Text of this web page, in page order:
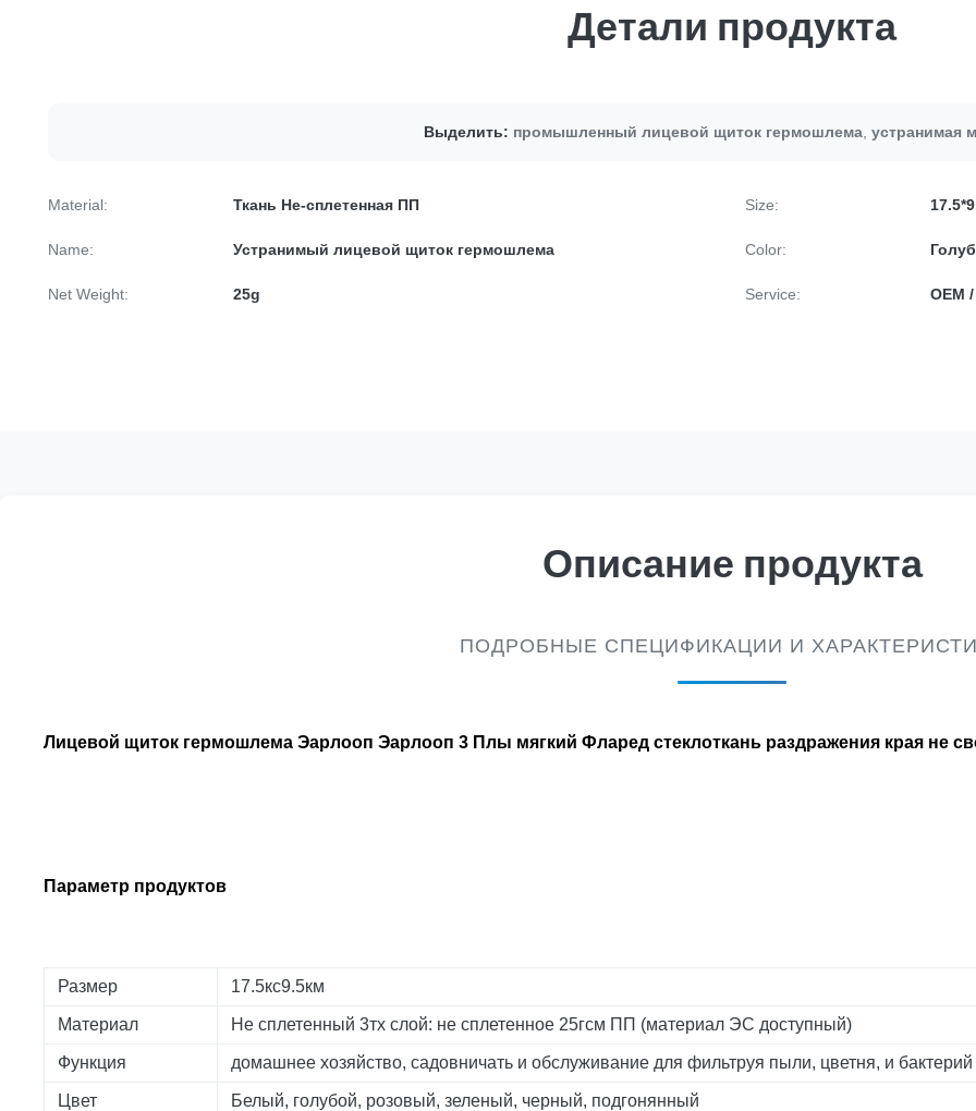
Детали продукта
Выделить: промышленный лицевой щиток гермошлема, устранимая
Material: Ткань Не-сплетенная ПП Size:
Name: Устранимый лицевой щиток гермошлема Color:
Net Weight: 25g Service: OEM
Описание продукта
ПОДРОБНЫЕ СПЕЦИФИКАЦИИ И
Лицевой щиток гермошлема Эарлооп Эарлооп 3 Плы мягкий Фларед стеклоткань раздражения края не
Параметр продуктов
Размер 17.5кс9.5км
Материал Не сплетенный 3тх слой: не сплетенное 25гсм ПП (материал ЭС доступный)
Функция домашнее хозяйство, садовничать и обслуживание для фильтруя пыли, цветня, и бактерий
Цвет Белый, голубой, розовый, зеленый, черный, подгонянный